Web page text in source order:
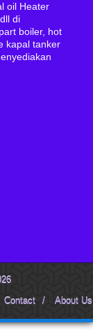
oil Heater
di
boiler, hot
kapal tanker
Contact / About Us